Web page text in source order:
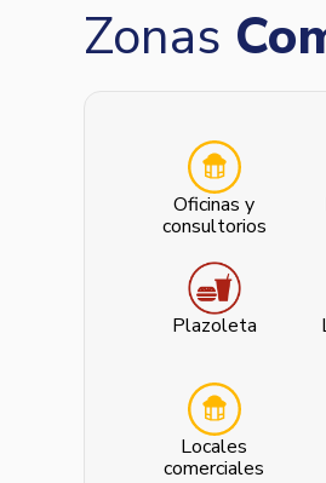
Zonas
Oficinas y
consultorios
Plazoleta
Locales
comerciales